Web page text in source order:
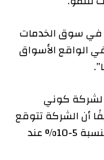
في سوق الخدمات
الواقع الأسواق
لشركة كوني
مضيفًا أن الشركة تتوقع
تحسنًا في عام 2024، أو “انخفاضًا بنسبة 5-10% عند